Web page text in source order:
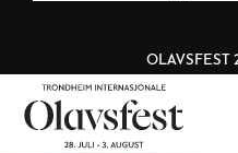
OLAVSFEST